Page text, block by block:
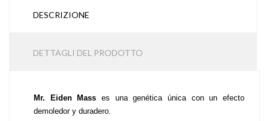
DESCRIZIONE
DETTAGLI DEL PRODOTTO
Mr. Eiden Mass es una genética única con un efecto
demoledor y duradero.